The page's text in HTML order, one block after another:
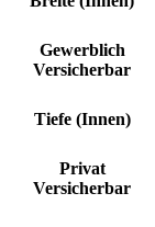
Gewerblich
Versicherbar
Tiefe (Innen)
Privat
Versicherbar